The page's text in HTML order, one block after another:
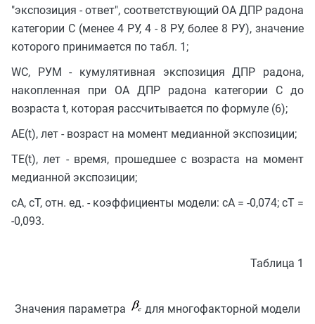
"экспозиция - ответ", соответствующий ОА ДПР радона
категории C (менее 4 РУ, 4 - 8 РУ, более 8 РУ), значение
которого принимается по табл. 1;
WC, РУМ - кумулятивная экспозиция ДПР радона,
накопленная при ОА ДПР радона категории C до
возраста t, которая рассчитывается по формуле (6);
AE(t), лет - возраст на момент медианной экспозиции;
TE(t), лет - время, прошедшее с возраста на момент
медианной экспозиции;
cA, cT, отн. ед. - коэффициенты модели: cA = -0,074; cT =
-0,093.
Таблица 1
Значения параметра для многофакторной модели